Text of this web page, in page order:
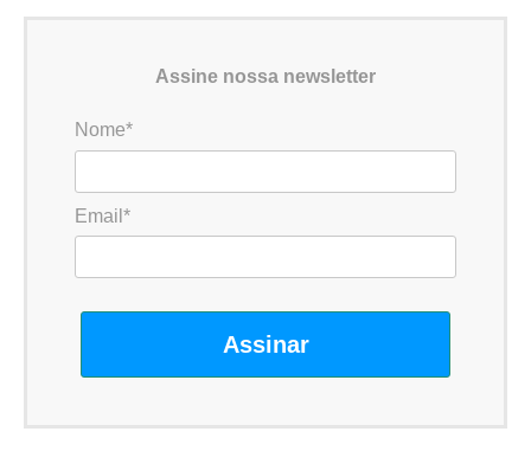
Assine nossa newsletter
Nome*
Email*
Assinar